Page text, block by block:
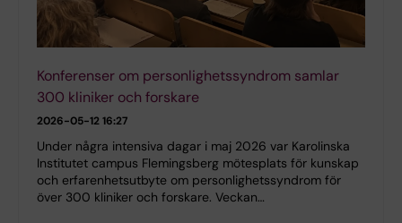
Konferenser om personlighetssyndrom samlar
300 kliniker och forskare
2026-05-12 16:27
Under några intensiva dagar i maj 2026 var Karolinska
Institutet campus Flemingsberg mötesplats för kunskap
och erfarenhetsutbyte om personlighetssyndrom för
över 300 kliniker och forskare. Veckan…